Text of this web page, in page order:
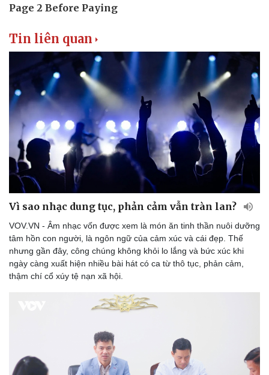
Tin liên quan
Vì sao nhạc dung tục, phản cảm vẫn tràn lan?
VOV.VN - Âm nhạc vốn được xem là món ăn tinh thần nuôi dưỡng
tâm hồn con người, là ngôn ngữ của cảm xúc và cái đẹp. Thế
nhưng gần đây, công chúng không khỏi lo lắng và bức xúc khi
ngày càng xuất hiện nhiều bài hát có ca từ thô tục, phản cảm,
thậm chí cổ xúy tệ nạn xã hội.